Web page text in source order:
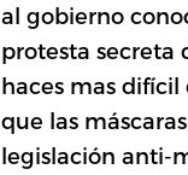
al gobierno
protesta secreta
haces mas
que las
legislación anti-